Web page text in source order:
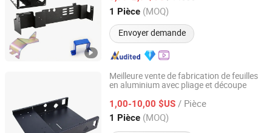
1 Pièce (MOQ)
Envoyer demande
Guangdong, China Depuis 2019
Meilleure vente de fabrication de feuilles
en aluminium avec pliage et découpe
1,00-10,00 $US / Pièce
1 Pièce (MOQ)
Shenzhen Runze Metal Technology Co., Ltd.
Guangdong, China Depuis 2017